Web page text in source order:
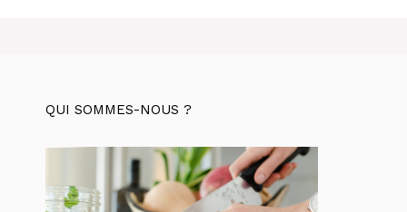
QUI SOMMES-NOUS ?